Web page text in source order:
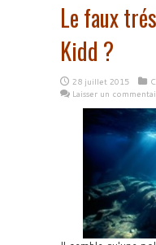
Le faux
Kidd ?
28 juillet 2015
Laisser un